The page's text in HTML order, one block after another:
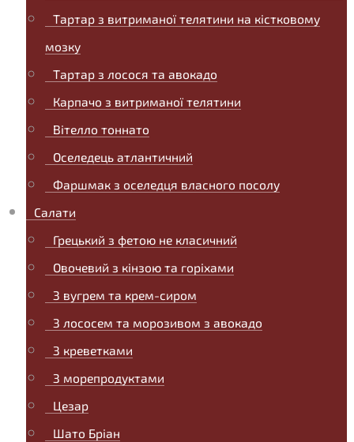
Тартар з витриманої телятини на кістковому
мозку
Тартар з лосося та авокадо
Карпачо з витриманої телятини
Вітелло тоннато
Оселедець атлантичний
Фаршмак з оселедця власного посолу
Салати
Грецький з фетою не класичний
Овочевий з кінзою та горіхами
З вугрем та крем-сиром
З лососем та морозивом з авокадо
З креветками
З морепродуктами
Цезар
Шато Бріан